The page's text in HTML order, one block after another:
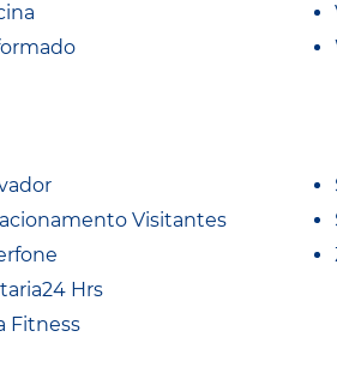
Visitantes
Hrs
Fitness